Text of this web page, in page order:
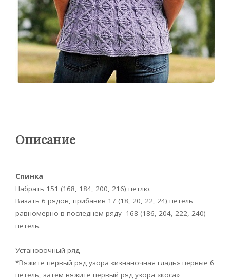
Описание
Спинка
Набрать 151 (168, 184, 200, 216) петлю.
Вязать 6 рядов, прибавив 17 (18, 20, 22, 24) петель
равномерно в последнем ряду -168 (186, 204, 222, 240)
петель.
Установочный ряд
*Вяжите первый ряд узора «изнаночная гладь» первые 6
петель, затем вяжите первый ряд узора «коса»